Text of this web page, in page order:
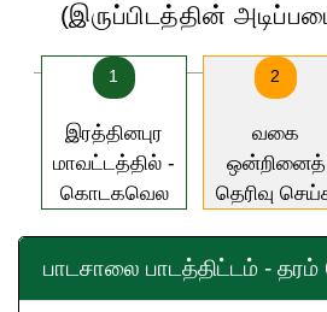
(இருப்பிடத்தின்
1
இரத்தினபுர
மாவட்டத்தில் -
கொடகவெல
2
வகை
ஒன்றினைத்
தெரிவு
பாடசாலை பாடத்திட்டம் -